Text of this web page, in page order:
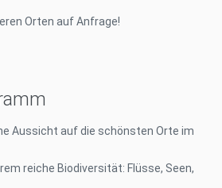
Orten auf Anfrage!
Aussicht auf die schönsten Orte im
reiche Biodiversität: Flüsse, Seen,